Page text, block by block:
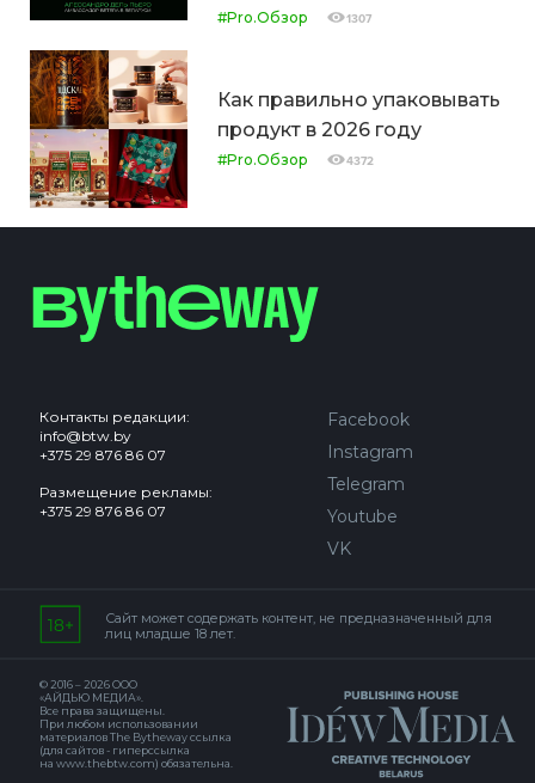
#Pro.Обзор 1307
Как правильно упаковывать
продукт в 2026 году
#Pro.Обзор 4372
Контакты редакции:
info@btw.by
+375 29 876 86 07
Размещение рекламы:
+375 29 876 86 07
Facebook
Instagram
Telegram
Youtube
VK
Сайт может содержать контент, не предназначенный для
лиц младше 18 лет.
© 2016 – 2026 ООО
«АЙДЬЮ МЕДИА».
Все права защищены.
При любом использовании
материалов The Bytheway ссылка
(для сайтов - гиперссылка
на www.thebtw.com) обязательна.